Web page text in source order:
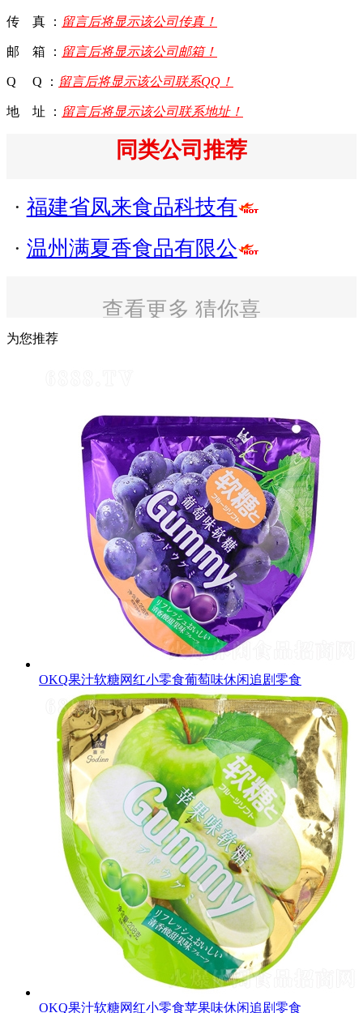
传 真 ： 留言后将显示该公司传真！
邮 箱 ： 留言后将显示该公司邮箱！
Q Q ： 留言后将显示该公司联系QQ！
地 址 ： 留言后将显示该公司联系地址！
同类公司推荐
· 福建省凤来食品科技有
· 温州满夏香食品有限公
查看更多 猜你喜
为您推荐
OKQ果汁软糖网红小零食葡萄味休闲追剧零食
OKQ果汁软糖网红小零食苹果味休闲追剧零食